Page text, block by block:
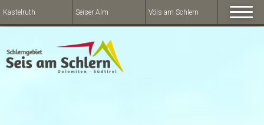
Kastelruth Seiser Alm Völs am Schlern